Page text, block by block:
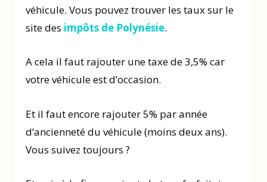
véhicule. Vous pouvez trouver les taux sur le
site des impôts de Polynésie.
A cela il faut rajouter une taxe de 3,5% car
votre véhicule est d’occasion.
Et il faut encore rajouter 5% par année
d’ancienneté du véhicule (moins deux ans).
Vous suivez toujours ?